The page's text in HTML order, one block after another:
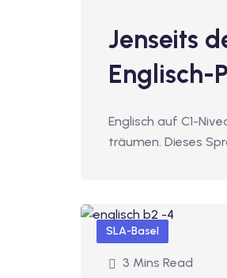
Jenseits
Englisch-
Englisch auf C1-
träumen. Dieses
SLA-Basel
3 Mins Read